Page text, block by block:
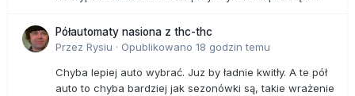
Półautomaty nasiona z thc-thc
Przez Rysiu · Opublikowano 18 godzin temu
Chyba lepiej auto wybrać. Juz by ładnie kwitły. A te pół
auto to chyba bardziej jak sezonówki są, takie wrażenie